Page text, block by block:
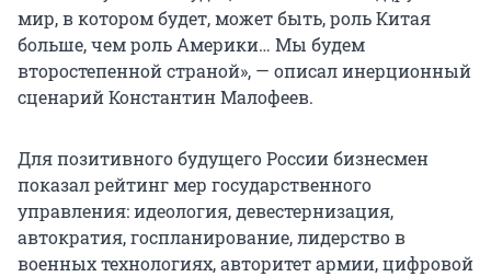
мир, в котором будет, может быть, роль Китая
больше, чем роль Америки… Мы будем
второстепенной страной», — описал инерционный
сценарий Константин Малофеев.
Для позитивного будущего России бизнесмен
показал рейтинг мер государственного
управления: идеология, девестернизация,
автократия, госпланирование, лидерство в
военных технологиях, авторитет армии, цифровой